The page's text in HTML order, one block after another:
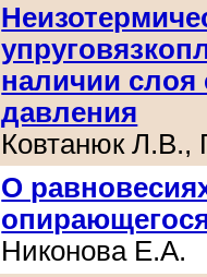
наличии слоя
давления
Ковтанюк Л.В.,
О
Никонова Е.А.